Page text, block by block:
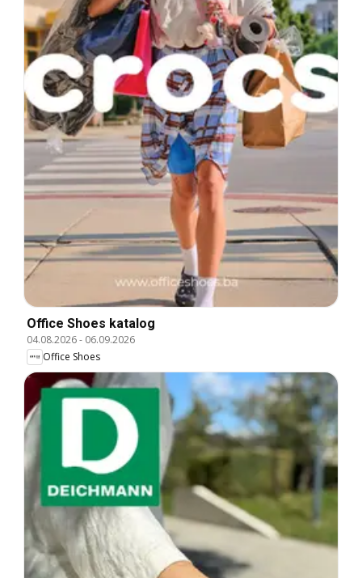
Office Shoes katalog
04.08.2026- 06.09.2026
Office Shoes